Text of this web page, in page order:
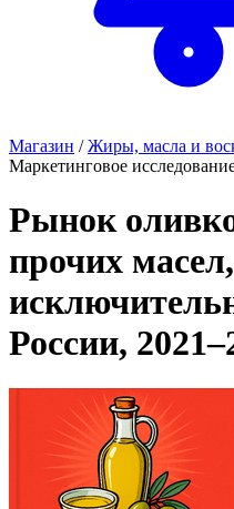
Магазин / Жиры, масла и
Маркетинговое
Рынок
прочих
России,